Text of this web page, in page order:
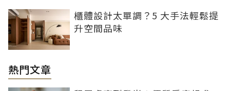
櫃體設計太單調？5 大手法輕鬆提
升空間品味
熱門文章